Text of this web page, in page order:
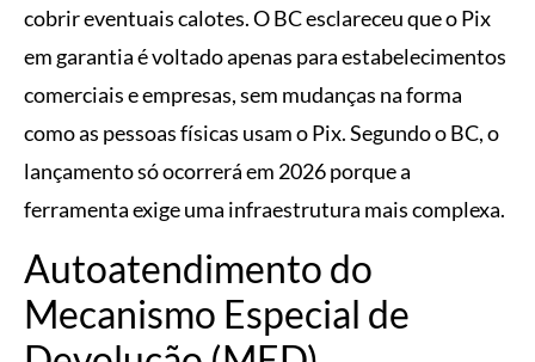
cobrir eventuais calotes. O BC esclareceu que o Pix
em garantia é voltado apenas para estabelecimentos
comerciais e empresas, sem mudanças na forma
como as pessoas físicas usam o Pix. Segundo o BC, o
lançamento só ocorrerá em 2026 porque a
ferramenta exige uma infraestrutura mais complexa.
Autoatendimento do
Mecanismo Especial de